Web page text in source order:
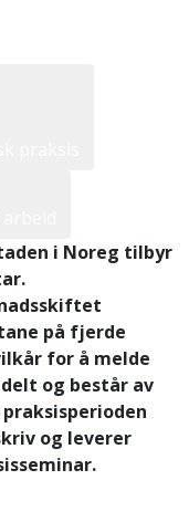
i Noreg tilbyr
på fjerde
for å melde
og består av
og leverer